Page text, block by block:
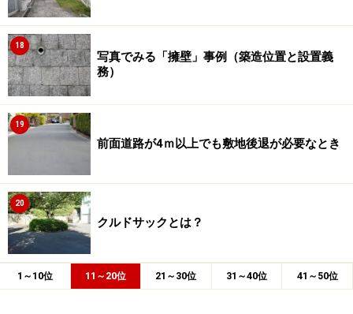
18
写真でみる「擁壁」事例（築造位置と設置義
務）
19
前面道路が4ｍ以上でも敷地後退が必要なとき
20
クルドサックとは？
1～10位 11～20位 21～30位 31～40位 41～50位